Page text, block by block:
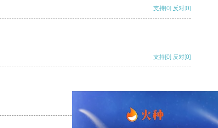
支持[0] 反对[0]
支持[0] 反对[0]